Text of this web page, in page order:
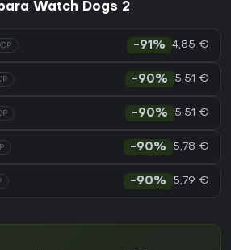
Watch Dogs 2
-91% 4,85 €
-90% 5,51 €
-90% 5,51 €
-90% 5,78 €
-90% 5,79 €